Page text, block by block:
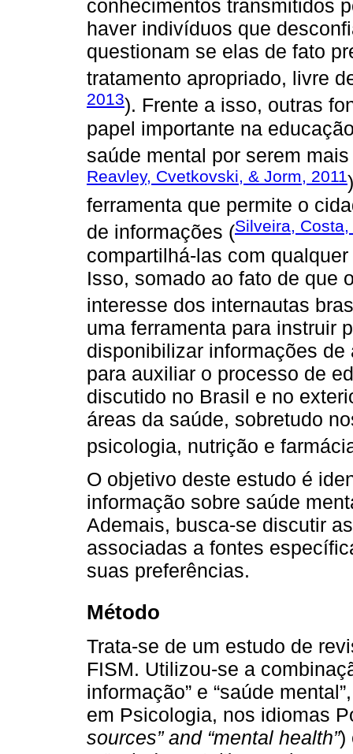
conhecimentos transmitidos
haver indivíduos que
questionam se elas de fato
tratamento apropriado, livre
2013). Frente a isso, outras
papel importante na
saúde mental por serem
Reavley, Cvetkovski, & Jorm, 2011
ferramenta que permite o
de informações (Silveira,
compartilhá-las com
Isso, somado ao fato de que
interesse dos internautas
uma ferramenta para instruir
disponibilizar informações
para auxiliar o processo de
discutido no Brasil e no
áreas da saúde, sobretudo
psicologia, nutrição e
O objetivo deste estudo é
informação sobre saúde
Ademais, busca-se discutir
associadas a fontes
suas preferências.
Método
Trata-se de um estudo de
FISM. Utilizou-se a
informação” e “saúde
em Psicologia, nos idiomas
sources” and “mental health”)